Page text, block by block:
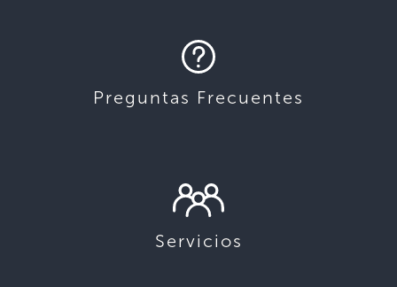
Preguntas Frecuentes
Servicios